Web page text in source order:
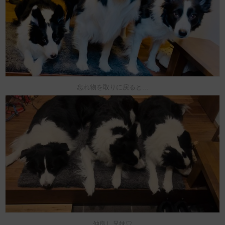
忘れ物を取りに戻ると…